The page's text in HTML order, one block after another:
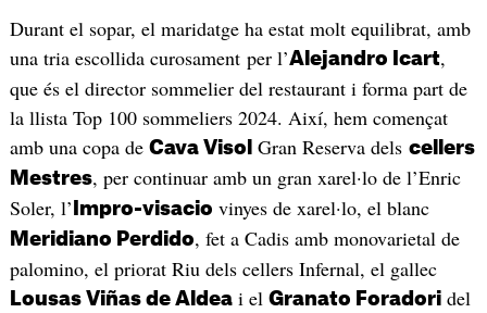
Durant el sopar, el maridatge ha estat molt equilibrat, amb
una tria escollida curosament per l’Alejandro Icart,
que és el director sommelier del restaurant i forma part de
la llista Top 100 sommeliers 2024. Així, hem començat
amb una copa de Cava Visol Gran Reserva dels cellers
Mestres, per continuar amb un gran xarel·lo de l’Enric
Soler, l’ Impro-visacio vinyes de xarel·lo, el blanc
Meridiano Perdido, fet a Cadis amb monovarietal de
palomino, el priorat Riu dels cellers Infernal, el gallec
Lousas Viñas de Aldeai el Granato Foradoridel